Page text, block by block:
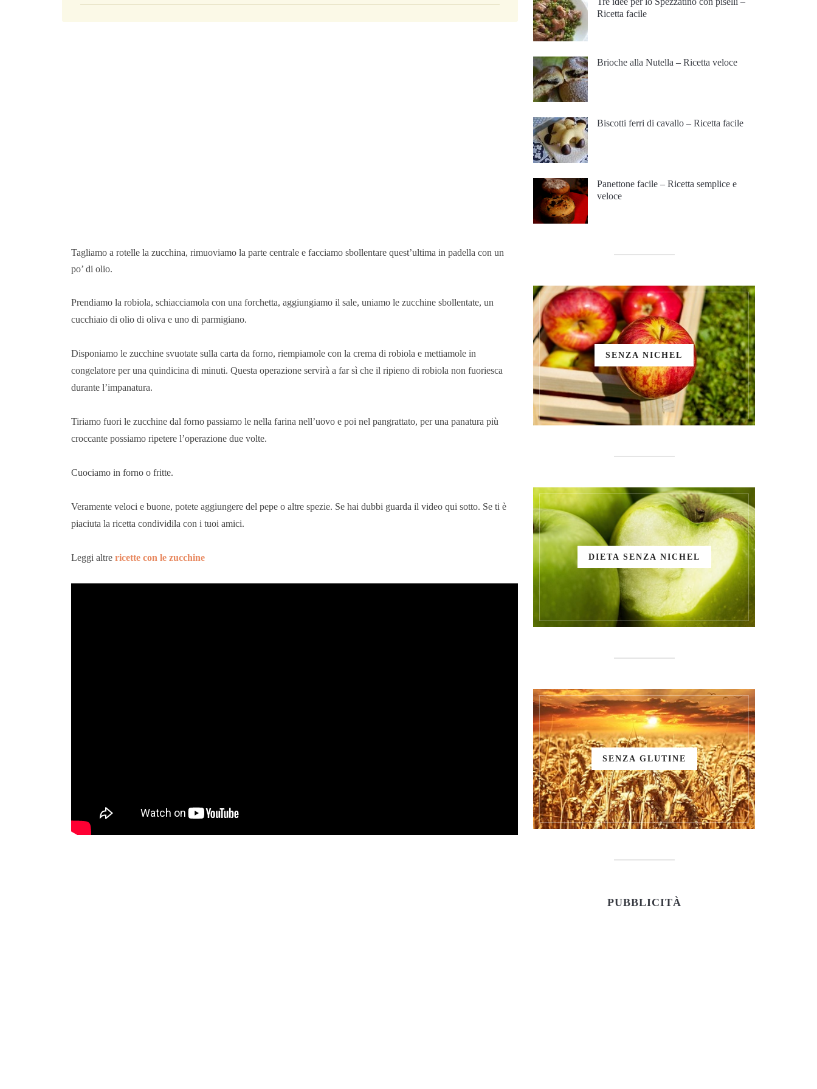
Tagliamo a rotelle la zucchina, rimuoviamo la parte centrale e facciamo sbollentare quest’ultima in padella con un
po’ di olio.
Prendiamo la robiola, schiacciamola con una forchetta, aggiungiamo il sale, uniamo le zucchine sbollentate, un
cucchiaio di olio di oliva e uno di parmigiano.
Disponiamo le zucchine svuotate sulla carta da forno, riempiamole con la crema di robiola e mettiamole in
congelatore per una quindicina di minuti. Questa operazione servirà a far sì che il ripieno di robiola non fuoriesca
durante l’impanatura.
Tiriamo fuori le zucchine dal forno passiamo le nella farina nell’uovo e poi nel pangrattato, per una panatura più
croccante possiamo ripetere l’operazione due volte.
Cuociamo in forno o fritte.
Veramente veloci e buone, potete aggiungere del pepe o altre spezie. Se hai dubbi guarda il video qui sotto. Se ti è
piaciuta la ricetta condividila con i tuoi amici.
Leggi altre ricette con le zucchine
Ricetta facile
Brioche alla Nutella – Ricetta veloce
Biscotti ferri di cavallo – Ricetta facile
Panettone facile – Ricetta semplice e
veloce
SENZA NICHEL
DIETA SENZA NICHEL
SENZA GLUTINE
PUBBLICITÀ